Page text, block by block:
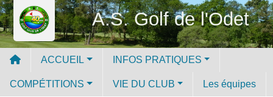
A.S. Golf de l'Odet
ACCUEIL INFOS PRATIQUES
COMPÉTITIONS VIE DU CLUB Les équipes
Panneau de gestion des cookies